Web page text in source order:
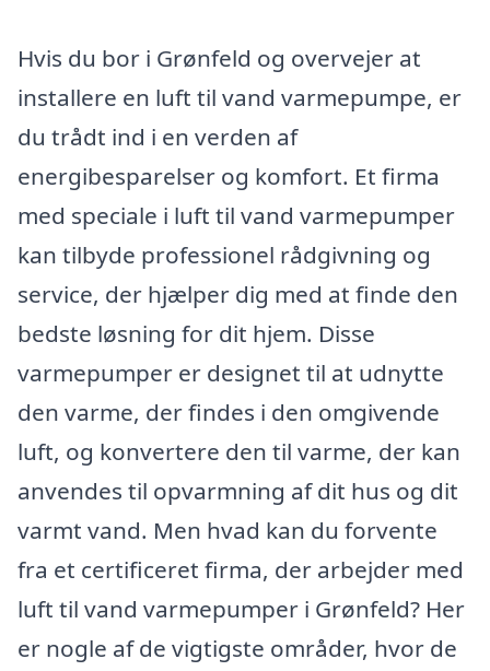
Hvis du bor i Grønfeld og overvejer at
installere en luft til vand varmepumpe, er
du trådt ind i en verden af
energibesparelser og komfort. Et firma
med speciale i luft til vand varmepumper
kan tilbyde professionel rådgivning og
service, der hjælper dig med at finde den
bedste løsning for dit hjem. Disse
varmepumper er designet til at udnytte
den varme, der findes i den omgivende
luft, og konvertere den til varme, der kan
anvendes til opvarmning af dit hus og dit
varmt vand. Men hvad kan du forvente
fra et certificeret firma, der arbejder med
luft til vand varmepumper i Grønfeld? Her
er nogle af de vigtigste områder, hvor de